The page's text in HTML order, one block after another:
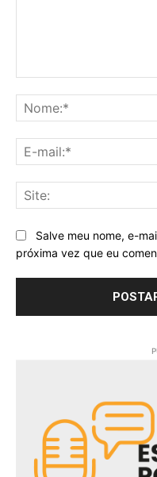
Salve meu nome, e-
próxima vez que eu